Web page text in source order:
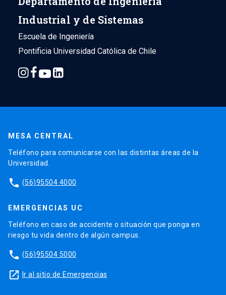
Industrial y de Sistemas
Escuela de Ingeniería
Pontificia Universidad Católica de Chile
MESA CENTRAL
Teléfono para comunicarse con las distintas áreas de la
Universidad.
phone (56)95504 4000
EMERGENCIAS UC
Teléfono en caso de accidente o situación que ponga en
riesgo tu vida dentro de algún campus.
phone (56)95504 5000
launch Ir al sitio de Emergencias